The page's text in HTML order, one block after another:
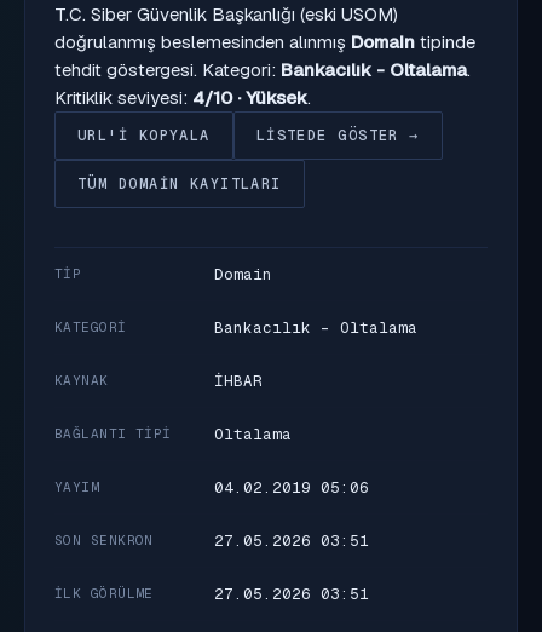
T.C. Siber Güvenlik Başkanlığı (eski USOM)
doğrulanmış beslemesinden alınmış Domain tipinde
tehdit göstergesi. Kategori: Bankacılık - Oltalama.
Kritiklik seviyesi: 4/10 · Yüksek.
URL'I KOPYALA LISTEDE GÖSTER →
TÜM DOMAIN KAYITLARI
TIP Domain
KATEGORI Bankacılık - Oltalama
KAYNAK İHBAR
BAĞLANTI TIPI Oltalama
YAYIM 04.02.2019 05:06
SON SENKRON 27.05.2026 03:51
İLK GÖRÜLME 27.05.2026 03:51